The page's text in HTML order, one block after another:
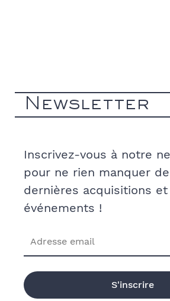
Newsletter
Inscrivez-vous à notre
pour ne rien manquer
dernières acquisitions et
événements !